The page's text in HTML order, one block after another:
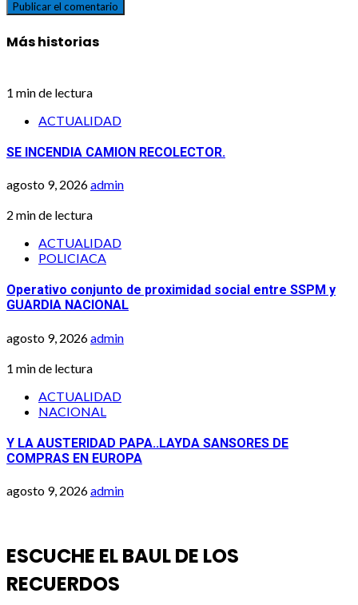
Más historias
1 min de lectura
ACTUALIDAD
SE INCENDIA CAMION RECOLECTOR.
agosto 9, 2026admin
2 min de lectura
ACTUALIDAD
POLICIACA
Operativo conjunto de proximidad social entre SSPM y
GUARDIA NACIONAL
agosto 9, 2026admin
1 min de lectura
ACTUALIDAD
NACIONAL
Y LA AUSTERIDAD PAPA..LAYDA SANSORES DE
COMPRAS EN EUROPA
agosto 9, 2026admin
ESCUCHE EL BAUL DE LOS
RECUERDOS